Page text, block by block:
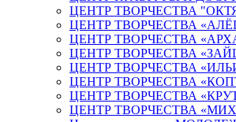
ЦЕНТР ТВОРЧЕСТВА
ЦЕНТР ТВОРЧЕСТВА
ЦЕНТР ТВОРЧЕСТВА
ЦЕНТР ТВОРЧЕСТВА
ЦЕНТР ТВОРЧЕСТВА
ЦЕНТР ТВОРЧЕСТВА
ЦЕНТР ТВОРЧЕСТВА
ЦЕНТР ТВОРЧЕСТВА